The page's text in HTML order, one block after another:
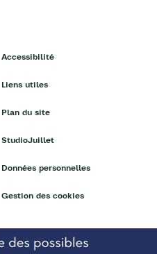
Accessibilité
Liens utiles
Plan du site
StudioJuillet
Données personnelles
Gestion des cookies